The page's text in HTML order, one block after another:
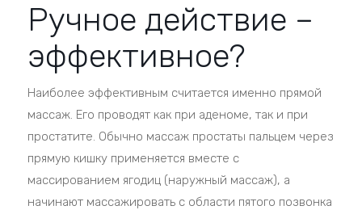
Ручное действие –
эффективное?
Наиболее эффективным считается именно прямой
массаж. Его проводят как при аденоме, так и при
простатите. Обычно массаж простаты пальцем через
прямую кишку применяется вместе с
массированием ягодиц (наружный массаж), а
начинают массажировать с области пятого позвонка